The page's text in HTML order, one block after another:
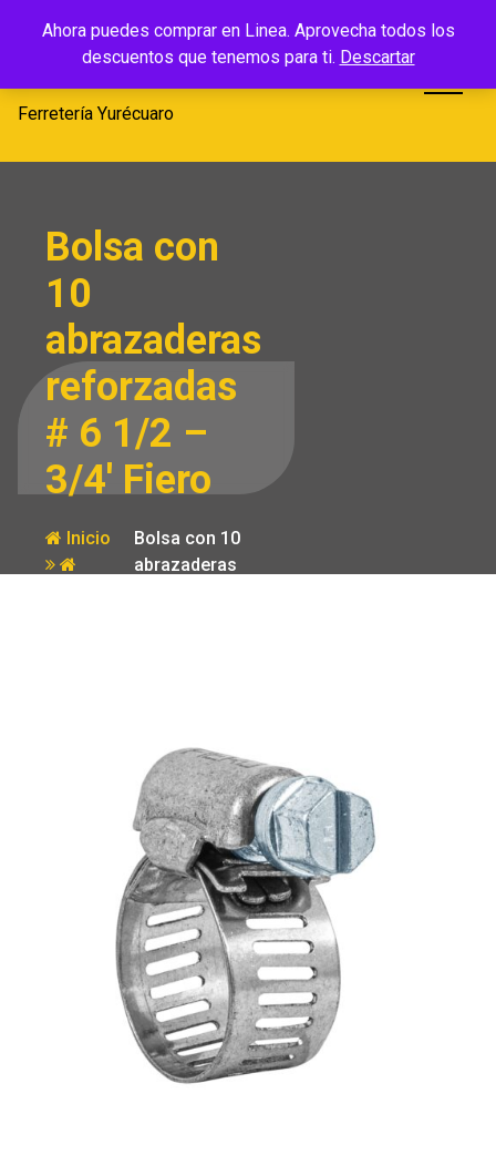
Ahora puedes comprar en Linea. Aprovecha todos los
descuentos que tenemos para ti. Descartar
Ferretería
Yurécuaro
Ferretería Yurécuaro
Bolsa con
10
abrazaderas
reforzadas
# 6 1/2 –
3/4′ Fiero
Inicio
Bolsa con 10
abrazaderas